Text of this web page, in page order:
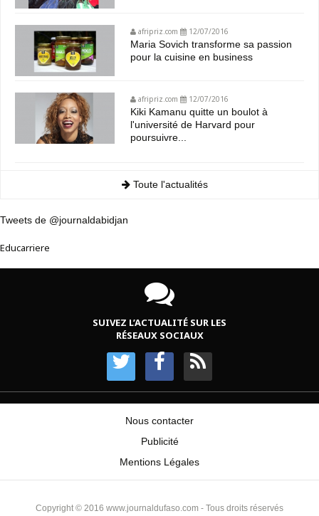
afripriz.com 12/07/2016
Maria Sovich transforme sa passion
pour la cuisine en business
afripriz.com 12/07/2016
Kiki Kamanu quitte un boulot à
l'université de Harvard pour
poursuivre...
Toute l'actualités
Tweets de @journaldabidjan
Educarriere
SUIVEZ L’ACTUALITÉ SUR LES
RÉSEAUX SOCIAUX
Nous contacter
Publicité
Mentions Légales
Copyright © 2016 www.journaldufaso.com - Tous droits réservés